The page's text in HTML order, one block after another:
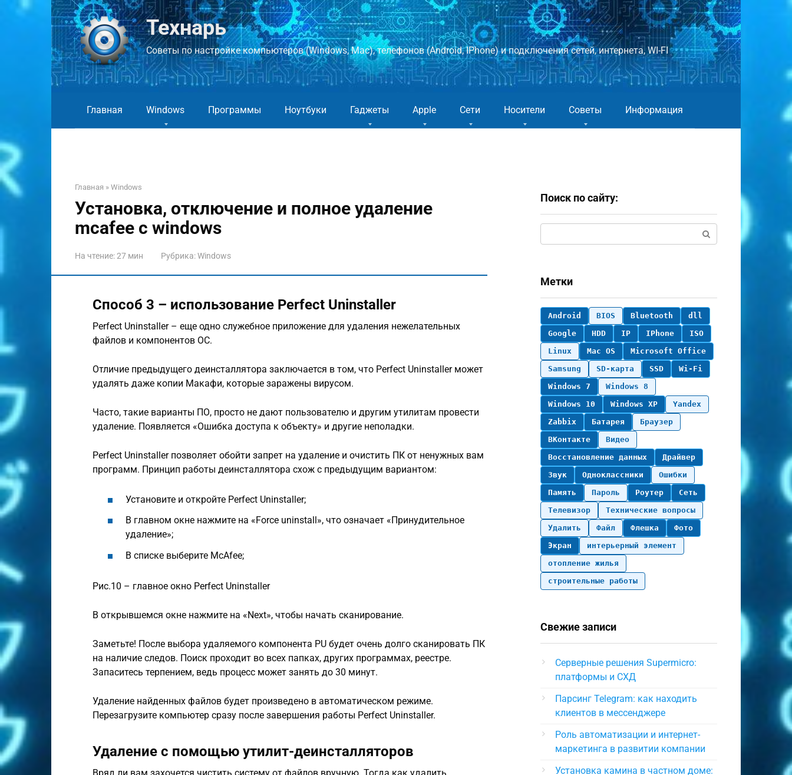
Перейти
Технарь
Советы по настройке компьютеров (Windows, Mac), телефонов (Android, IPhone) и подключения сетей, интернета, WI-FI
Главная Windows Программы Ноутбуки Гаджеты Apple Сети Носители Советы Информация
Главная » Windows
Установка, отключение и полное удаление
mcafee с windows
На чтение:27 мин Рубрика:Windows
Способ 3 – использование Perfect Uninstaller
Perfect Uninstaller – еще одно служебное приложение для удаления нежелательных
файлов и компонентов ОС.
Отличие предыдущего деинсталлятора заключается в том, что Perfect Uninstaller может
удалять даже копии Макафи, которые заражены вирусом.
Часто, такие варианты ПО, просто не дают пользователю и другим утилитам провести
удаление. Появляется «Ошибка доступа к объекту» и другие неполадки.
Perfect Uninstaller позволяет обойти запрет на удаление и очистить ПК от ненужных вам
программ. Принцип работы деинсталлятора схож с предыдущим вариантом:
Установите и откройте Perfect Uninstaller;
В главном окне нажмите на «Force uninstall», что означает «Принудительное
удаление»;
В списке выберите McAfee;
Рис.10 – главное окно Perfect Uninstaller
В открывшемся окне нажмите на «Next», чтобы начать сканирование.
Заметьте! После выбора удаляемого компонента PU будет очень долго сканировать ПК
на наличие следов. Поиск проходит во всех папках, других программах, реестре.
Запаситесь терпением, ведь процесс может занять до 30 минут.
Удаление найденных файлов будет произведено в автоматическом режиме.
Перезагрузите компьютер сразу после завершения работы Perfect Uninstaller.
Удаление с помощью утилит-деинсталляторов
Поиск по сайту:
Метки
Android BIOS Bluetooth
dll
Google
HDD IP IPhone
ISO
Linux
Mac OS
Microsoft Office
Samsung
SD-карта SSD
Wi-Fi
Windows 7
Windows 8
Windows 10
Windows XP
Yandex
Zabbix
Батарея
Браузер
ВКонтакте
Видео
Восстановление данных
Драйвер
Звук
Одноклассники
Ошибки
Память
Пароль Роутер
Сеть
Телевизор
Технические вопросы
Удалить
Файл Флешка
Фото
Экран
интерьерный элемент
отопление жилья
строительные работы
Свежие записи
Серверные решения Supermicro:
платформы и СХД
Парсинг Telegram: как находить
клиентов в мессенджере
Роль автоматизации и интернет-
маркетинга в развитии компании
Установка камина в частном доме: